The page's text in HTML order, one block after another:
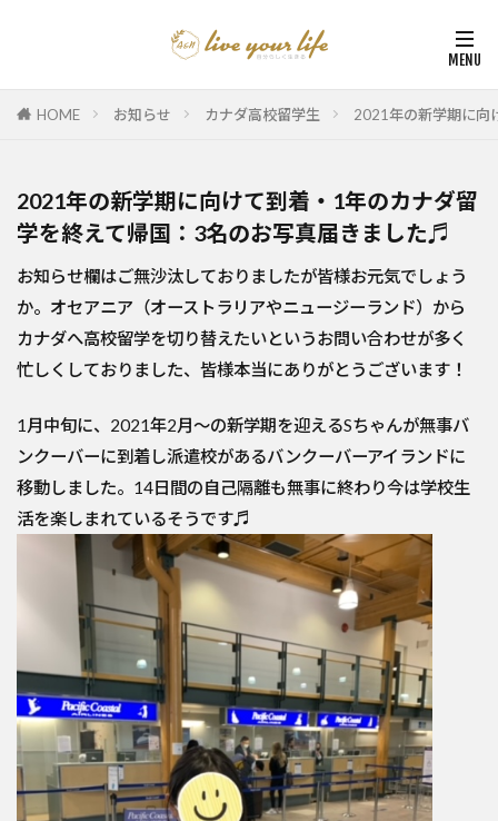
HOME お知らせ カナダ高校留学生 2021年の新学期に向
2021年の新学期に向けて到着・1年のカナダ留
学を終えて帰国：3名のお写真届きました♬
お知らせ欄はご無沙汰しておりましたが皆様お元気でしょう
か。オセアニア（オーストラリアやニュージーランド）から
カナダへ高校留学を切り替えたいというお問い合わせが多く
忙しくしておりました、皆様本当にありがとうございます！
1月中旬に、2021年2月～の新学期を迎えるSちゃんが無事バ
ンクーバーに到着し派遣校があるバンクーバーアイランドに
移動しました。14日間の自己隔離も無事に終わり今は学校生
活を楽しまれているそうです♬